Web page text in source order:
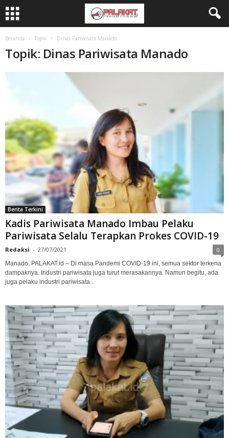
Beranda Topik Dinas Pariwisata Manado
Topik: Dinas Pariwisata Manado
Berita Terkini
Kadis Pariwisata Manado Imbau Pelaku
Pariwisata Selalu Terapkan Prokes COVID-19
Redaksi - 27/07/2021 0
Manado, PALAKAT.id – Di masa Pandemi COVID-19 ini, semua sektor terkena
dampaknya. Industri pariwisata juga turut merasakannya. Namun begitu, ada
juga pelaku industri pariwisata...